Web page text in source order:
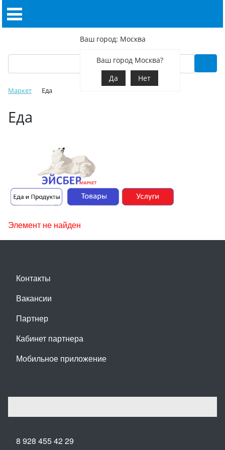
Ваш город: Москва
Ваш город Москва?
Да
Нет
Маркет Еда
Еда
Элемент не найден
Контакты
Вакансии
Партнер
Кабинет партнера
Мобильное приложение
8 928 455 42 29